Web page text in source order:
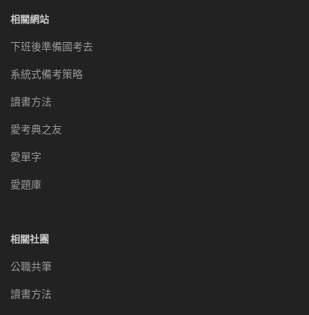
相關網站
下班後準備國考去
系統式備考策略
讀書方法
愛考典之友
愛單字
愛題庫
相關社團
公職共筆
讀書方法